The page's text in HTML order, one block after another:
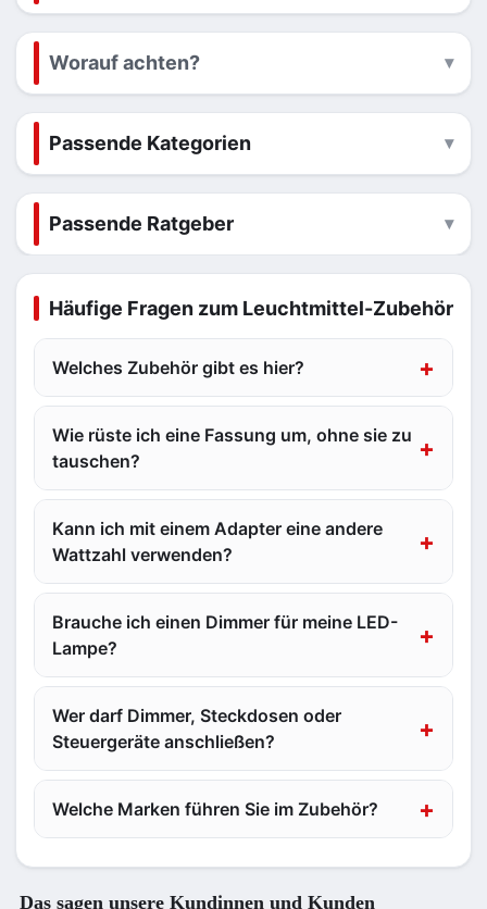
Worauf achten?
Passende Kategorien
Passende Ratgeber
Häufige Fragen zum Leuchtmittel-Zubehör
Welches Zubehör gibt es hier?
Wie rüste ich eine Fassung um, ohne sie zu
tauschen?
Kann ich mit einem Adapter eine andere
Wattzahl verwenden?
Brauche ich einen Dimmer für meine LED-
Lampe?
Wer darf Dimmer, Steckdosen oder
Steuergeräte anschließen?
Welche Marken führen Sie im Zubehör?
Das sagen unsere Kundinnen und Kunden